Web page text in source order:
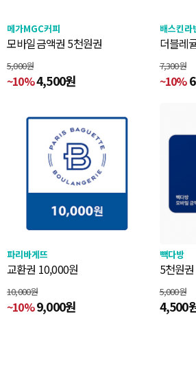
메가MGC커피
모바일금액권 5천원권
5,000원
~10%4,500원
배스킨라
더블레
7,300원
~10%
파리바게뜨
교환권 10,000원
10,000원
~10%9,000원
빽다방
5천원권
5,000원
4,500